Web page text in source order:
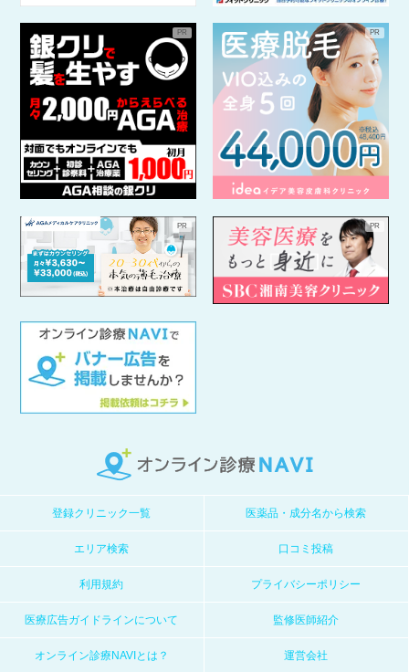
登録クリニック一覧 医薬品・成分名から検索
エリア検索 口コミ投稿
利用規約 プライバシーポリシー
医療広告ガイドラインについて 監修医師紹介
オンライン診療NAVIとは？ 運営会社